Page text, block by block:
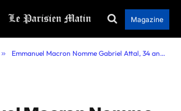
Magazine
» Emmanuel Macron Nomme Gabriel Attal, 34 ans, Premier Ministre, Rompant avec les Normes